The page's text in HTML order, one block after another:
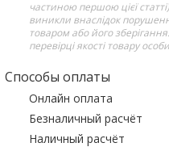
частиною першою цієї
виникли внаслідок
товаром або його
перевірці якості товару
Способы оплаты
Онлайн оплата
Безналичный расчёт
Наличный расчёт